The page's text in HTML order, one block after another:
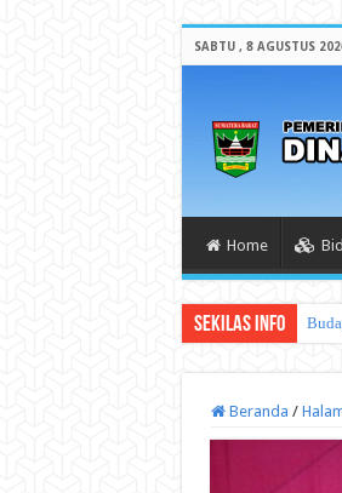
SABTU , 8 AGUSTUS
Home
Sekilas Info
Beranda /